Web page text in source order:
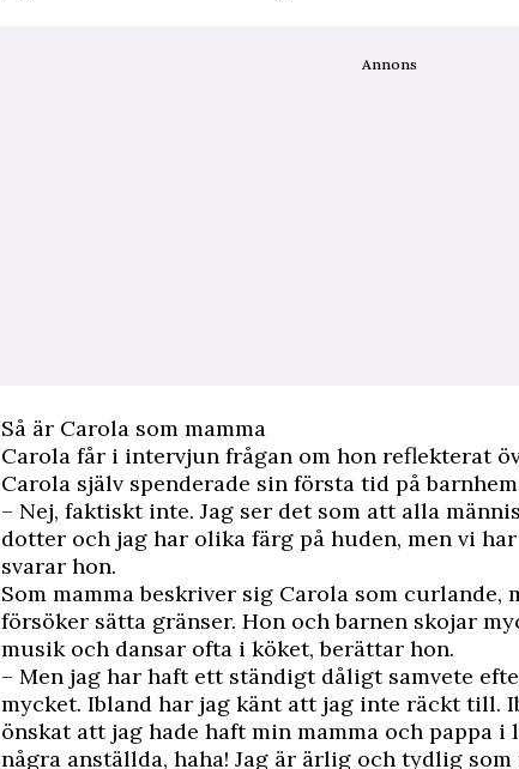
Annons
Så är Carola som mamma
Carola får i intervjun frågan om hon reflekterat
Carola själv spenderade sin första tid på
– Nej, faktiskt inte. Jag ser det som att alla
dotter och jag har olika färg på huden, men vi
svarar hon.
Som mamma beskriver sig Carola som curlande,
försöker sätta gränser. Hon och barnen skojar
musik och dansar ofta i köket, berättar hon.
– Men jag har haft ett ständigt dåligt samvete
mycket. Ibland har jag känt att jag inte räckt till.
önskat att jag hade haft min mamma och pappa i
några anställda, haha! Jag är ärlig och tydlig